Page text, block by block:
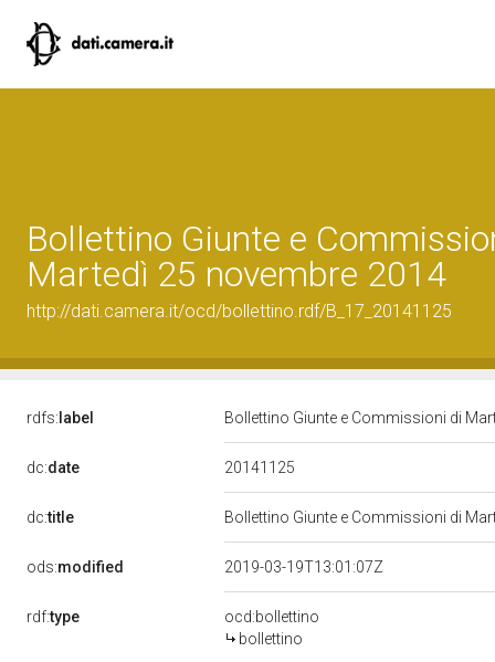
Bollettino Giunte e
Martedì 25 novembre 2014
http://dati.camera.it/ocd/bollettino.rdf/B_17_20141125
rdfs: label Bollettino Giunte e Commissioni di
dc:date 20141125
dc:title Bollettino Giunte e Commissioni di
ods:modified 2019-03-19T13:01:07Z
rdf:type
ocd:bollettino
bollettino